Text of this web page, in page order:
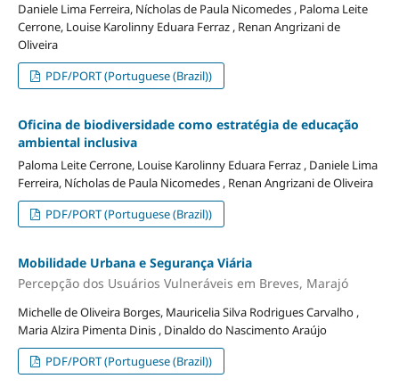
Daniele Lima Ferreira, Nícholas de Paula Nicomedes , Paloma Leite
Cerrone, Louise Karolinny Eduara Ferraz , Renan Angrizani de
Oliveira
PDF/PORT (Portuguese (Brazil))
Oficina de biodiversidade como estratégia de educação
ambiental inclusiva
Paloma Leite Cerrone, Louise Karolinny Eduara Ferraz , Daniele Lima
Ferreira, Nícholas de Paula Nicomedes , Renan Angrizani de Oliveira
PDF/PORT (Portuguese (Brazil))
Mobilidade Urbana e Segurança Viária
Percepção dos Usuários Vulneráveis em Breves, Marajó
Michelle de Oliveira Borges, Mauricelia Silva Rodrigues Carvalho ,
Maria Alzira Pimenta Dinis , Dinaldo do Nascimento Araújo
PDF/PORT (Portuguese (Brazil))